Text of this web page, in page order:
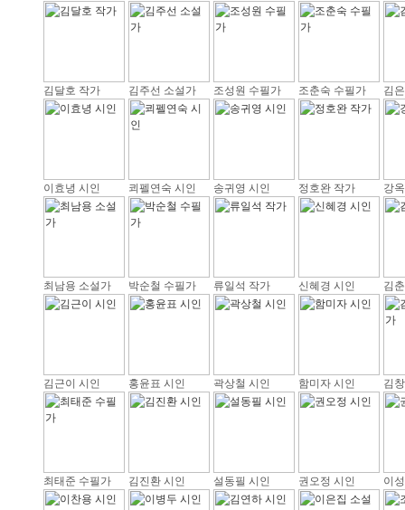
김달호 작가 김주선 소설가 조성원 수필가 조춘숙 수필가 김
이효녕 시인 쾨펠연숙 시인 송귀영 시인 정호완 작가 강
최남용 소설가 박순철 수필가 류일석 작가 신혜경 시인 김
김근이 시인 홍윤표 시인 곽상철 시인 함미자 시인 김
최태준 수필가 김진환 시인 설동필 시인 권오정 시인 이